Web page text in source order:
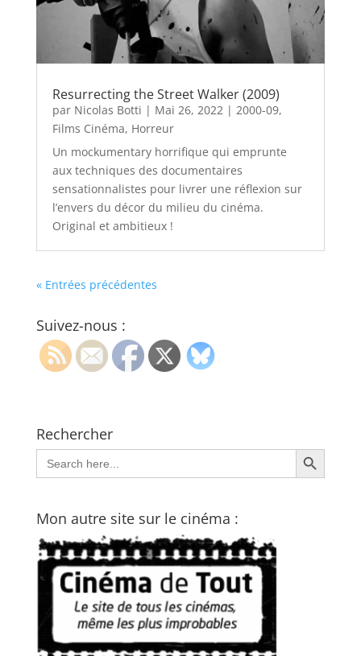
Resurrecting the Street Walker (2009)
par Nicolas Botti | Mai 26, 2022 | 2000-09,
Films Cinéma, Horreur
Un mockumentary horrifique qui emprunte
aux techniques des documentaires
sensationnalistes pour livrer une réflexion sur
l’envers du décor du milieu du cinéma.
Original et ambitieux !
« Entrées précédentes
Suivez-nous :
Rechercher
Search
for:
Search Button
Mon autre site sur le cinéma :